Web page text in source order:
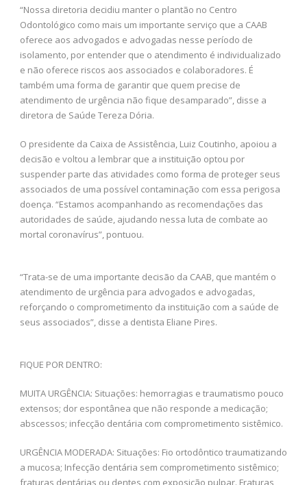
“Nossa diretoria decidiu manter o plantão no Centro
Odontológico como mais um importante serviço que a CAAB
oferece aos advogados e advogadas nesse período de
isolamento, por entender que o atendimento é individualizado
e não oferece riscos aos associados e colaboradores. É
também uma forma de garantir que quem precise de
atendimento de urgência não fique desamparado”, disse a
diretora de Saúde Tereza Dória.
O presidente da Caixa de Assistência, Luiz Coutinho, apoiou a
decisão e voltou a lembrar que a instituição optou por
suspender parte das atividades como forma de proteger seus
associados de uma possível contaminação com essa perigosa
doença. “Estamos acompanhando as recomendações das
autoridades de saúde, ajudando nessa luta de combate ao
mortal coronavírus”, pontuou.
“Trata-se de uma importante decisão da CAAB, que mantém o
atendimento de urgência para advogados e advogadas,
reforçando o comprometimento da instituição com a saúde de
seus associados”, disse a dentista Eliane Pires.
FIQUE POR DENTRO:
MUITA URGÊNCIA: Situações: hemorragias e traumatismo pouco
extensos; dor espontânea que não responde a medicação;
abscessos; infecção dentária com comprometimento sistêmico.
URGÊNCIA MODERADA: Situações: Fio ortodôntico traumatizando
a mucosa; Infecção dentária sem comprometimento sistêmico;
fraturas dentárias ou dentes com exposição pulpar. Fraturas